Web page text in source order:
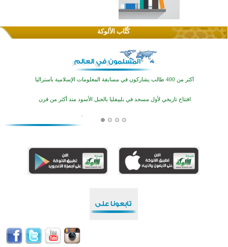
كُتَّاب الألوكة
تيسليتش تختتم برنامجا تعليميا لتعزيز القيم وبناء الشخصية للشباب المسلمين
انطلاق فعاليات "أيام مساجد إستولتس 2026" ببرنامج ديني وثقافي يمتد حتى أغسطس
أكثر من 400 طالب يشاركون في مسابقة المعلومات الإسلامية بأستراليا
افتتاح تاريخي لأول مسجد في بلييفليا بالجبل الأسود منذ أكثر من قرن
منطقة ريبوفسي تحتفل بميلاد مسجد جديد في أجواء إيمانية مميزة
القرآن والتربية في صدارة البرامج الصيفية للمسلمين في بينزا وساراتوف وموردوفيا هذا العام